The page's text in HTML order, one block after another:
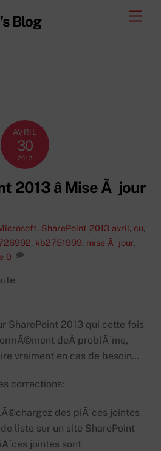
Blog
AVRIL
30
2013
2013 â Mise Ã jour
, SharePoint 2013 avril, cu,
, kb2751999, mise Ã jour,
0
SharePoint 2013 qui cette fois
deÂ problÃ¨me,
vraiment en cas de besoin…
corrections:
des piÃ¨ces jointes
liste sur un site SharePoint
jointes sont